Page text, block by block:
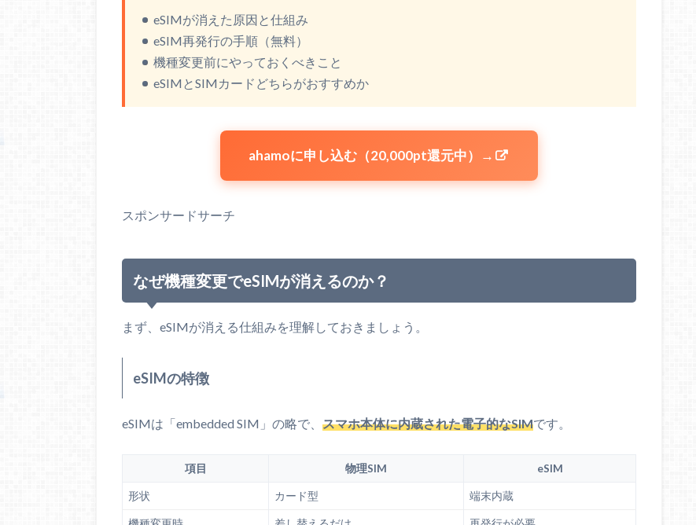
eSIMが消えた原因と仕組み
eSIM再発行の手順（無料）
機種変更前にやっておくべきこと
eSIMとSIMカードどちらがおすすめか
ahamoに申し込む（20,000pt還元中）→
スポンサードサーチ
なぜ機種変更でeSIMが消えるのか？
まず、eSIMが消える仕組みを理解しておきましょう。
eSIMの特徴
eSIMは「embedded SIM」の略で、 スマホ本体に内蔵された電子的なSIMです。
項目 物理SIM eSIM
形状 カード型 端末内蔵